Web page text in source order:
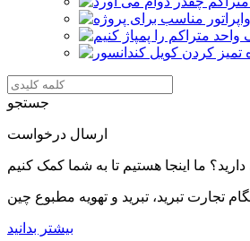
جستجو
ارسال درخواست
بیشتر بدانید